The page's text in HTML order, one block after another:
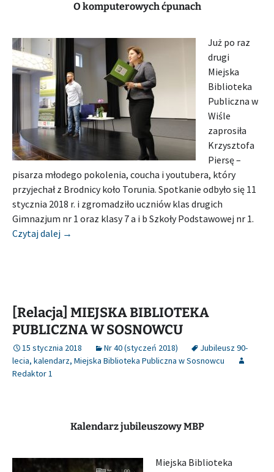
O komputerowych ćpunach
Już po raz
drugi
Miejska
Biblioteka
Publiczna w
Wiśle
zaprosiła
Krzysztofa
Piersę –
pisarza młodego pokolenia, coucha i youtubera, który
przyjechał z Brodnicy koło Torunia. Spotkanie odbyło się 11
stycznia 2018 r. i zgromadziło uczniów klas drugich
Gimnazjum nr 1 oraz klasy 7 a i b Szkoły Podstawowej nr 1.
Czytaj dalej [Relacja] MIEJSKA BIBLIOTEKA PUBLICZNA W
→
[Relacja] MIEJSKA BIBLIOTEKA
PUBLICZNA W SOSNOWCU
15 stycznia 2018 Nr 40 (styczeń 2018)
Jubileusz 90-
lecia, kalendarz, Miejska Biblioteka Publiczna w Sosnowcu
Redaktor 1
Kalendarz jubileuszowy MBP
Miejska Biblioteka